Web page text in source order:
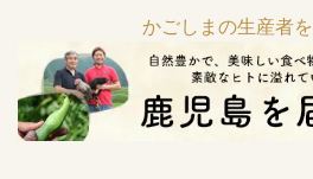
かごしまの生産者